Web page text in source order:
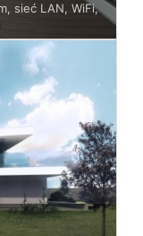
sieć LAN, WiFi,